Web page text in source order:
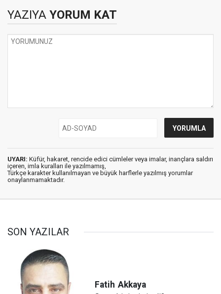
YAZIYA YORUM KAT
UYARI: Küfür, hakaret, rencide edici cümleler veya imalar, inançlara saldırı
içeren, imla kuralları ile yazılmamış,
Türkçe karakter kullanılmayan ve büyük harflerle yazılmış yorumlar
onaylanmamaktadır.
SON YAZILAR
Fatih Akkaya